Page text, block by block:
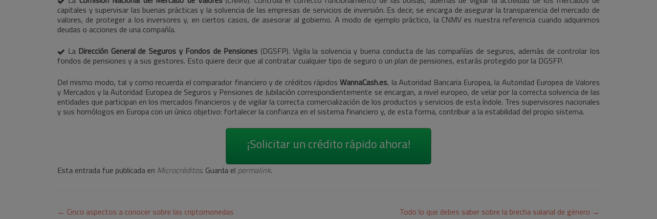
capitales y supervisar las buenas prácticas y la solvencia de las empresas de servicios de inversión. Es decir, se encarga de asegurar la transparencia del mercado de
valores, de proteger a los inversores y, en ciertos casos, de asesorar al gobierno. A modo de ejemplo práctico, la CNMV es nuestra referencia cuando adquirimos
deudas o acciones de una compañía.
La Dirección General de Seguros y Fondos de Pensiones (DGSFP). Vigila la solvencia y buena conducta de las compañías de seguros, además de controlar los
fondos de pensiones y a sus gestores. Esto quiere decir que al contratar cualquier tipo de seguro o un plan de pensiones, estarás protegido por la DGSFP.
Del mismo modo, tal y como recuerda el comparador financiero y de créditos rápidosWannaCash.es, la Autoridad Bancaria Europea, la Autoridad Europea de Valores
y Mercados y la Autoridad Europea de Seguros y Pensiones de Jubilación correspondientemente se encargan, a nivel europeo, de velar por la correcta solvencia de las
entidades que participan en los mercados financieros y de vigilar la correcta comercialización de los productos y servicios de esta índole. Tres supervisores nacionales
y sus homólogos en Europa con un único objetivo: fortalecer la confianza en el sistema financiero y, de esta forma, contribuir a la estabilidad del propio sistema.
¡Solicitar un crédito rápido ahora!
Esta entrada fue publicada en Microcréditos. Guarda el permalink.
Navegación
← Cinco aspectos a conocer sobre las criptomonedas Todo lo que debes saber sobre la brecha salarial de género →